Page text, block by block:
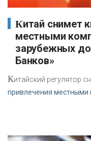
Китай снимет квоты на привлечение
местными
зарубежных
Банков»
Китайский регулятор
привлечения местными